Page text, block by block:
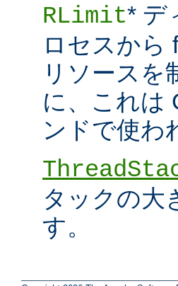
RLimit* デ
ロセスから
リソースを
に、これは
ンドで使わ
タックの大
す。